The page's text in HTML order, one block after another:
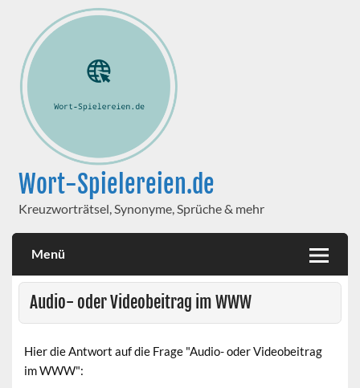
Wort-Spielereien.de
Kreuzworträtsel, Synonyme, Sprüche & mehr
Menü
Audio- oder Videobeitrag im WWW
Hier die Antwort auf die Frage "Audio- oder Videobeitrag
im WWW":